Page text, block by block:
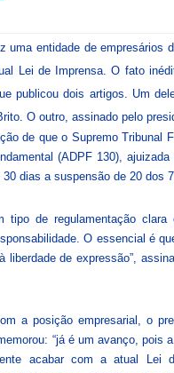
uma entidade de empresários
Lei de Imprensa. O fato
publicou dois artigos. Um
O outro, assinado pelo
de que o Supremo Tribunal
(ADPF 130),
dias a suspensão de 20 dos
tipo de regulamentação
O essencial é
liberdade de expressão”,
a posição empresarial, o
“já é um avanço, pois
acabar com a atual Lei